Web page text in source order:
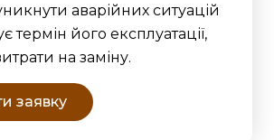
аварійних ситуацій
термін його експлуатації,
на заміну.
заявку